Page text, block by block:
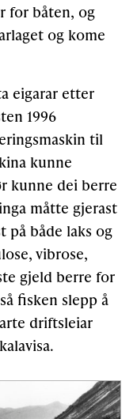
for båten, og
og kome
eigarar etter
1996
til
kunne
kunne dei berre
måtte gjerast
på både laks og
vibrose,
gjeld berre for
fisken slepp å
driftsleiar